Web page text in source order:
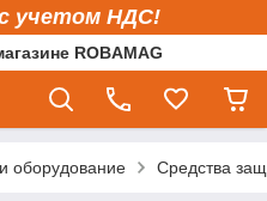
учетом НДС!
ROBAMAG
оборудование Средства